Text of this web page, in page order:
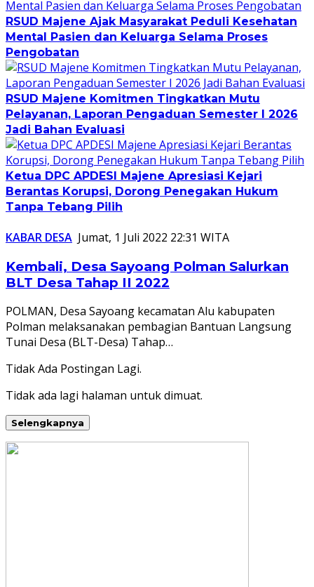
RSUD Majene Ajak Masyarakat Peduli Kesehatan
Mental Pasien dan Keluarga Selama Proses
Pengobatan
RSUD Majene Komitmen Tingkatkan Mutu
Pelayanan, Laporan Pengaduan Semester I 2026
Jadi Bahan Evaluasi
Ketua DPC APDESI Majene Apresiasi Kejari
Berantas Korupsi, Dorong Penegakan Hukum
Tanpa Tebang Pilih
KABAR DESA Jumat, 1 Juli 2022 22:31 WITA
Kembali, Desa Sayoang Polman Salurkan
BLT Desa Tahap II 2022
POLMAN, Desa Sayoang kecamatan Alu kabupaten
Polman melaksanakan pembagian Bantuan Langsung
Tunai Desa (BLT-Desa) Tahap…
Tidak Ada Postingan Lagi.
Tidak ada lagi halaman untuk dimuat.
Selengkapnya